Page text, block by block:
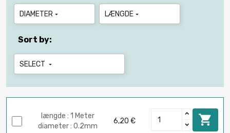
DIAMETER  LÆNGDE 
Sort by:
SELECT 
længde : 1 Meter
diameter : 0.2mm
6,20 € 